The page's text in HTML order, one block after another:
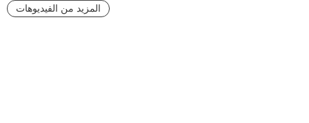
المزيد من الفيديوهات